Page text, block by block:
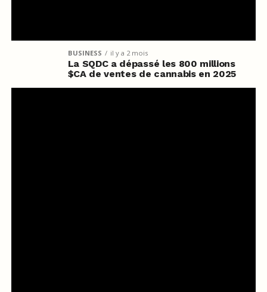
BUSINESS il y a 2 mois
La SQDC a dépassé les 800 millions
$CA de ventes de cannabis en 2025